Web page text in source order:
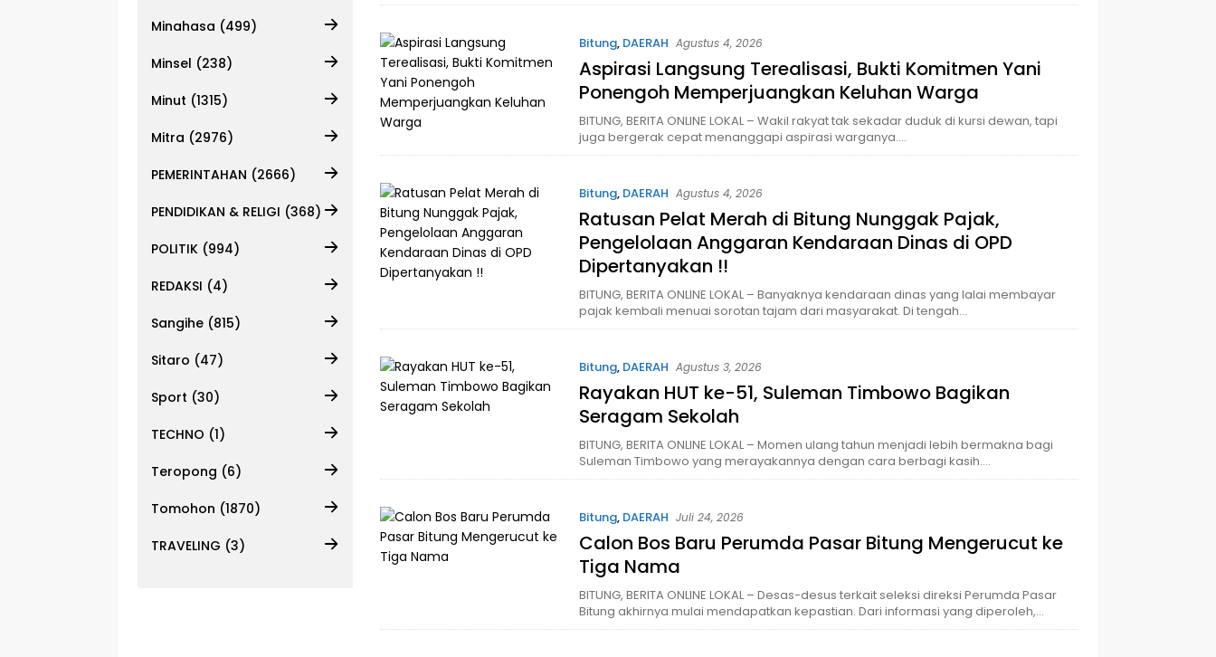
Minahasa (499)
Minsel (238)
Minut (1315)
Mitra (2976)
PEMERINTAHAN (2666)
PENDIDIKAN & RELIGI (368)
POLITIK (994)
REDAKSI (4)
Sangihe (815)
Sitaro (47)
Sport (30)
TECHNO (1)
Teropong (6)
Tomohon (1870)
TRAVELING (3)
Bitung, DAERAH Agustus 4, 2026
Aspirasi Langsung Terealisasi, Bukti Komitmen Yani
Ponengoh Memperjuangkan Keluhan Warga
BITUNG, BERITA ONLINE LOKAL – Wakil rakyat tak sekadar duduk di kursi dewan, tapi
juga bergerak cepat menanggapi aspirasi warganya….
Bitung, DAERAH Agustus 4, 2026
Ratusan Pelat Merah di Bitung Nunggak Pajak,
Pengelolaan Anggaran Kendaraan Dinas di OPD
Dipertanyakan !!
BITUNG, BERITA ONLINE LOKAL – Banyaknya kendaraan dinas yang lalai membayar
pajak kembali menuai sorotan tajam dari masyarakat. Di tengah…
Bitung, DAERAH Agustus 3, 2026
Rayakan HUT ke-51, Suleman Timbowo Bagikan
Seragam Sekolah
BITUNG, BERITA ONLINE LOKAL – Momen ulang tahun menjadi lebih bermakna bagi
Suleman Timbowo yang merayakannya dengan cara berbagi kasih….
Bitung, DAERAH Juli 24, 2026
Calon Bos Baru Perumda Pasar Bitung Mengerucut ke
Tiga Nama
BITUNG, BERITA ONLINE LOKAL – Desas-desus terkait seleksi direksi Perumda Pasar
Bitung akhirnya mulai mendapatkan kepastian. Dari informasi yang diperoleh,…